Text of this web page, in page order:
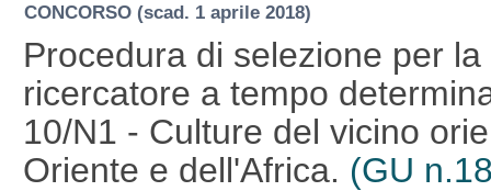
CONCORSO (scad. 1 aprile 2018)
Procedura di selezione per
ricercatore a tempo
10/N1 - Culture del vicino
Oriente e dell'Africa. (GU